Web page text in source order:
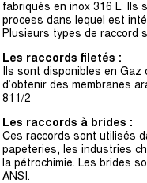
fabriqués en inox 316 L. Ils
process dans lequel est
Plusieurs types de raccord
Les raccords filetés :
Ils sont disponibles en
d’obtenir des membranes
811/2
Les raccords à brides :
Ces raccords sont utilisés
papeteries, les industries
la pétrochimie. Les brides
ANSI.